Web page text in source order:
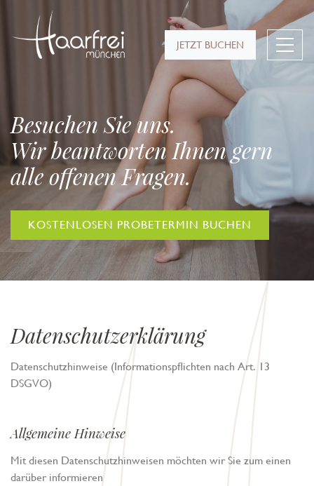
JETZT BUCHEN
Besuchen Sie uns.
Wir beantworten Ihnen gern
alle offenen Fragen.
KOSTENLOSEN PROBETERMIN BUCHEN
Datenschutzerklärung
Datenschutzhinweise (Informationspflichten nach Art. 13
DSGVO)
Allgemeine Hinweise
Mit diesen Datenschutzhinweisen möchten wir Sie zum einen
darüber informieren